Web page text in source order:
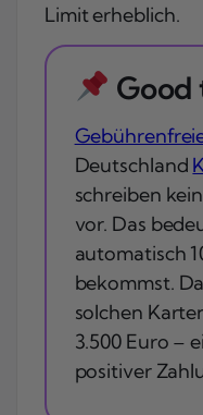
Limit erheblich.
Good
Deutschland
schreiben
vor. Das
automatisch
bekommst.
solchen
3.500 Euro –
positiver